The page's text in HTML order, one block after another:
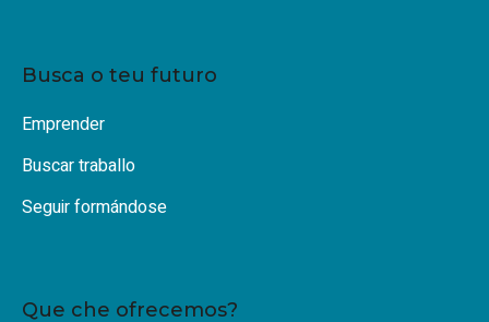
Busca o teu futuro
Emprender
Buscar traballo
Seguir formándose
Que che ofrecemos?